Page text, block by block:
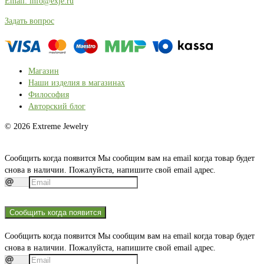
Задать вопрос
Магазин
Наши изделия в магазинах
Философия
Авторский блог
© 2026 Extreme Jewelry
Сообщить когда появится Мы сообщим вам на email когда товар будет
снова в наличии. Пожалуйста, напишите свой email адрес.
Сообщить когда появится
Сообщить когда появится Мы сообщим вам на email когда товар будет
снова в наличии. Пожалуйста, напишите свой email адрес.